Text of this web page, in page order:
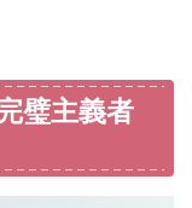
璧主義者